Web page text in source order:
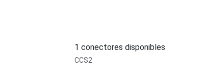
1 conectores disponibles
CCS2